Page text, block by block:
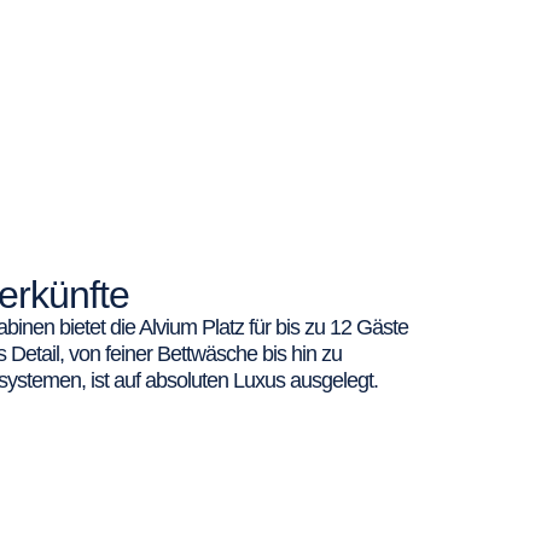
bietet die Alvium Platz für bis zu 12 Gäste
von feiner Bettwäsche bis hin zu
ist auf absoluten Luxus ausgelegt.